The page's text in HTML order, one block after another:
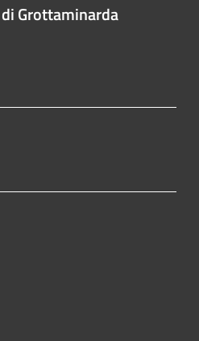
Grottaminarda